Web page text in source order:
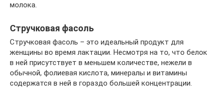
молока.
Стручковая фасоль
Стручковая фасоль – это идеальный продукт для
женщины во время лактации. Несмотря на то, что белок
в ней присутствует в меньшем количестве, нежели в
обычной, фолиевая кислота, минералы и витамины
содержатся в ней в гораздо большей концентрации.